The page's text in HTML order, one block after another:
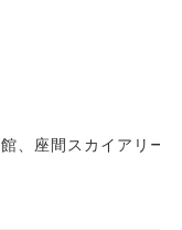
、座間スカイアリー